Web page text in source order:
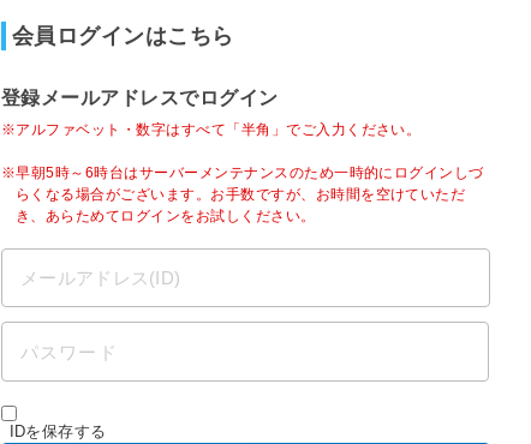
会員ログインはこちら
登録メールアドレスでログイン
※アルファベット・数字はすべて「半角」でご入力ください。
※早朝5時～6時台はサーバーメンテナンスのため一時的にログインしづ
らくなる場合がございます。お手数ですが、お時間を空けていただ
き、あらためてログインをお試しください。
IDを保存する